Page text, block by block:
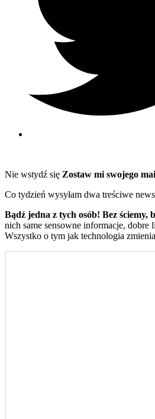
Nie wstydź się Zostaw mi swojego
Co tydzień wysyłam dwa treściwe
Bądź jedna z tych osób! Bez ściemy,
nich same sensowne informacje,
Wszystko o tym jak technologia